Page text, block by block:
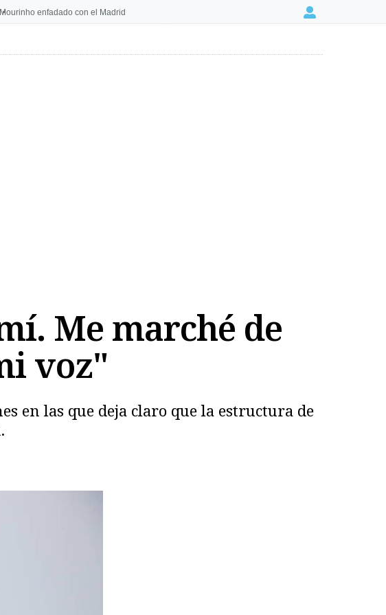
enfadado con el Madrid Login
Me marché de
voz"
en las que deja claro que la estructura de